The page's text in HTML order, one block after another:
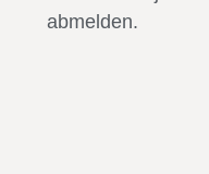
abmelden.